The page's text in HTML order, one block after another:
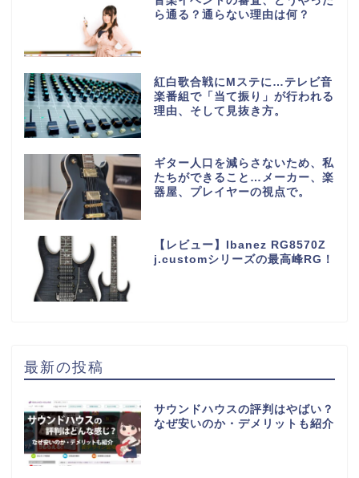
ら通る？通らない理由は何？
紅白歌合戦にMステに…テレビ音
楽番組で「当て振り」が行われる
理由、そして見抜き方。
ギター人口を減らさないため、私
たちができること…メーカー、楽
器屋、プレイヤーの視点で。
【レビュー】Ibanez RG8570Z
j.customシリーズの最高峰RG！
最新の投稿
サウンドハウスの評判はやばい？
なぜ安いのか・デメリットも紹介